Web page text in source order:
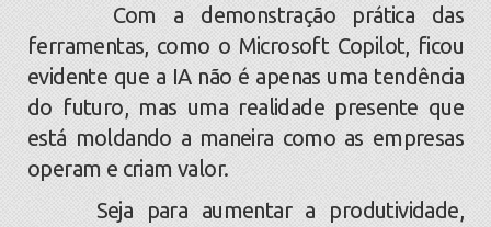
Com a demonstração prática das
ferramentas, como o Microsoft Copilot, ficou
evidente que a IA não é apenas uma tendência
do futuro, mas uma realidade presente que
está moldando a maneira como as empresas
operam e criam valor.
Seja para aumentar a produtividade,